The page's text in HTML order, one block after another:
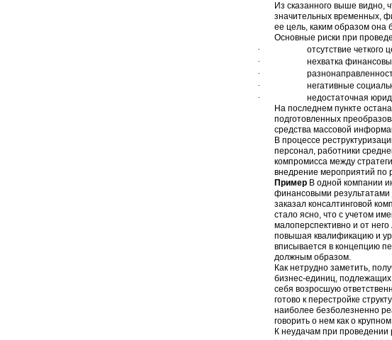
Из сказанного выше видно,
значительных временных,
ее цель, каким образом она
Основные риски при
· отсутствие
· нехватка
·
· негативные
·
недостаточная
На последнем пункте
подготовленных
средства массовой
В процессе
персонал, работники
компромисса между
внедрение мероприятий по
Пример В одной компании
финансовыми
заказал консалтинговой
стало ясно, что с учетом
малоперспективно и от
повышая квалификацию и
вписывается в концепцию
должным образом.
Как нетрудно заметить,
бизнес-единиц,
себя возросшую
готово к перестройке
наиболее безболезненно
говорить о нем как о
К неудачам при проведении